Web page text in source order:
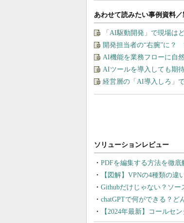
あわせて読みたい事例資料
「AI駆動開発」で現場
開発担当者の“右腕”に？
AI機能を業務フローに自
AIツールを導入しても期
経営層の「AI導入しろ」
PDFを編集する方法を徹
【図解】VPNの4種類の
Githubだけじゃない？ソ
chatGPTで何ができる？ど
【2024年最新】コールセ